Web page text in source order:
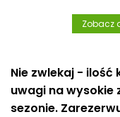
Zobacz
Nie zwlekaj -
uwagi na
sezonie.